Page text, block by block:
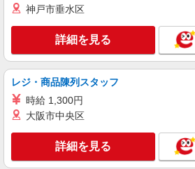
キープ
株式会社リオン
月給245,000円〜
兵庫県丹波篠山市
神戸市垂水区
詳細を見る
レジ・商品陳列スタッフ
時給 1,300円
大阪市中央区
詳細を見る